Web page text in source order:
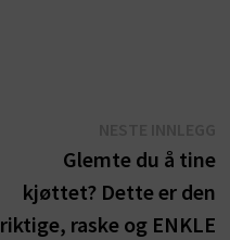
Glemte du å tine
kjøttet? Dette er den
riktige, raske og ENKLE